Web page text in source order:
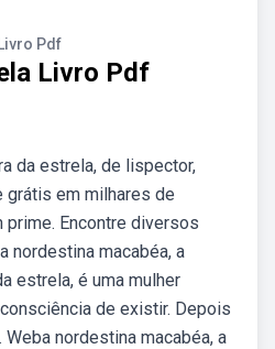
Pdf
Livro Pdf
da estrela, de lispector,
grátis em milhares de
Encontre diversos
nordestina macabéa, a
estrela, é uma mulher
de existir. Depois
nordestina macabéa, a